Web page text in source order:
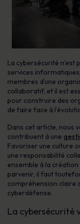
La cybersécurité n’est
services
membres d’une
collaboratif, et il est
pour construire des
de faire face à
Dans cet article, nous
contribuent à une
Favoriser une culture
une responsabilité
ensemble à la
parvenir, il faut
compréhension claire
cyberdéfense.
La cybersécurité